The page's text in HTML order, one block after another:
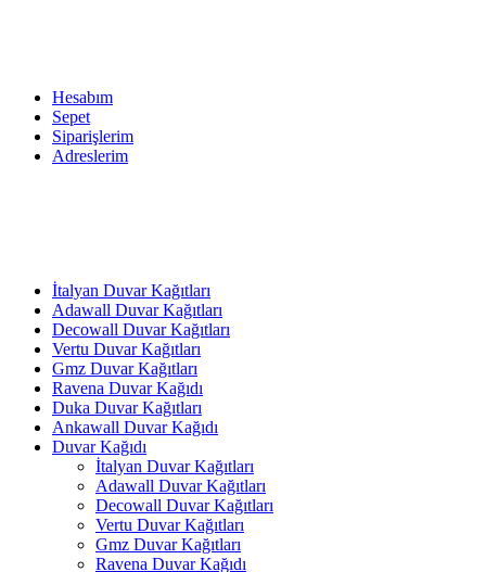
Hesabım
Sepet
Siparişlerim
Adreslerim
İtalyan Duvar Kağıtları
Adawall Duvar Kağıtları
Decowall Duvar Kağıtları
Vertu Duvar Kağıtları
Gmz Duvar Kağıtları
Ravena Duvar Kağıdı
Duka Duvar Kağıtları
Ankawall Duvar Kağıdı
Duvar Kağıdı
İtalyan Duvar Kağıtları
Adawall Duvar Kağıtları
Decowall Duvar Kağıtları
Vertu Duvar Kağıtları
Gmz Duvar Kağıtları
Ravena Duvar Kağıdı